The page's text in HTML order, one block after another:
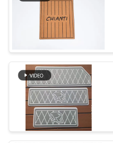
PRIVACY
POLICY